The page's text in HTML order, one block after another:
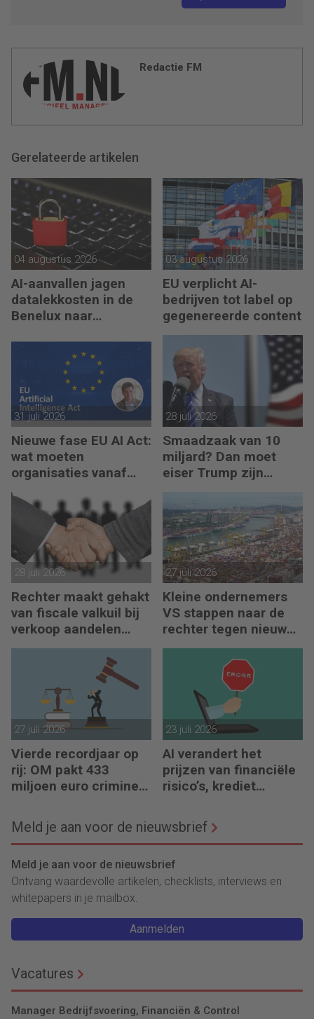
Redactie FM
Gerelateerde artikelen
04 augustus 2026
AI-aanvallen jagen
datalekkosten in de
Benelux naar
03 augustus 2026
EU verplicht AI-
bedrijven tot label op
gegenereerde content
31 juli 2026
Nieuwe fase EU AI Act:
wat moeten
organisaties vanaf
augustus 2026
regelen?
28 juli 2026
Smaadzaak van 10
miljard? Dan moet
eiser Trump zijn
28 juli 2026
Rechter maakt gehakt
van fiscale valkuil bij
verkoop aandelen
door oprichters
27 juli 2026
Kleine ondernemers
VS stappen naar de
rechter tegen nieuwe
importheffingen
27 juli 2026
Vierde recordjaar op
rij: OM pakt 433
miljoen euro crimineel
23 juli 2026
AI verandert het
prijzen van financiële
risico’s, krediet
reacties op crises
Meld je aan voor de nieuwsbrief
Meld je aan voor de nieuwsbrief
Ontvang waardevolle artikelen, checklists, interviews en
whitepapers in je mailbox.
Aanmelden
Vacatures
Manager Bedrijfsvoering, Financiën & Control